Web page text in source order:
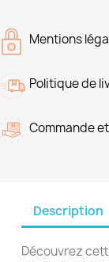
Mentions
Politique de
Commande
Description
Découvrez